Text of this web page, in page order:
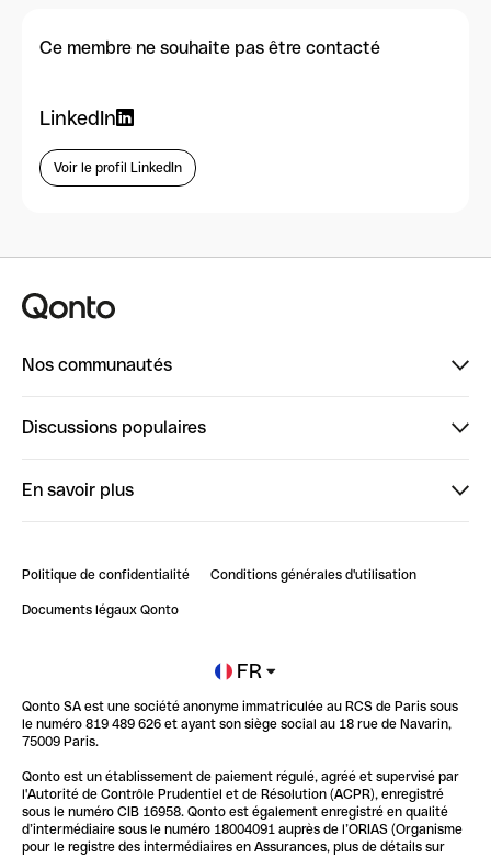
Ce membre ne souhaite pas être contacté
LinkedIn
Voir le profil LinkedIn
Nos communautés
ClubQonto
Discussions populaires
Impact de l'IA sur les carrières/productivité
En savoir plus
Blog
Newsroom
Glossaire finance
Politique de confidentialité Conditions générales d'utilisation
Documents légaux Qonto
FR
Qonto SA est une société anonyme immatriculée au RCS de Paris sous
le numéro 819 489 626 et ayant son siège social au 18 rue de Navarin,
75009 Paris.
Qonto est un établissement de paiement régulé, agréé et supervisé par
l'Autorité de Contrôle Prudentiel et de Résolution (ACPR), enregistré
sous le numéro CIB 16958. Qonto est également enregistré en qualité
d’intermédiaire sous le numéro 18004091 auprès de l’ORIAS (Organisme
pour le registre des intermédiaires en Assurances, plus de détails sur